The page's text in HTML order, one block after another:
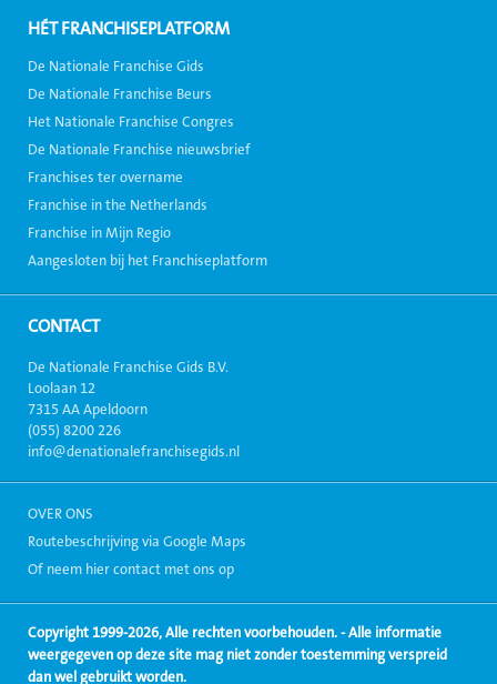
HÉT FRANCHISEPLATFORM
De Nationale Franchise Gids
De Nationale Franchise Beurs
Het Nationale Franchise Congres
De Nationale Franchise nieuwsbrief
Franchises ter overname
Franchise in the Netherlands
Franchise in Mijn Regio
Aangesloten bij het Franchiseplatform
CONTACT
De Nationale Franchise Gids B.V.
Loolaan 12
7315 AA Apeldoorn
(055) 8200 226
info@denationalefranchisegids.nl
OVER ONS
Routebeschrijving via Google Maps
Of neem hier contact met ons op
Copyright 1999-2026, Alle rechten voorbehouden. - Alle informatie
weergegeven op deze site mag niet zonder toestemming verspreid
dan wel gebruikt worden.